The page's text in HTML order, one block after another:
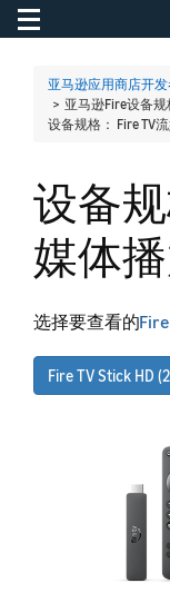
Toggle navigation
亚马逊应用商店开
> 亚马逊Fire设备
设备规格： Fire TV
设备
媒体
选择要查看的
Fire TV Stick HD